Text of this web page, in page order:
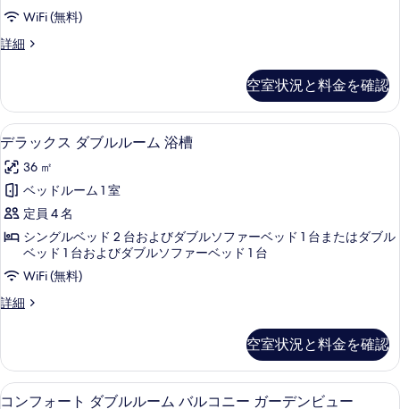
り
込
件
の
す
の
写
真
を
表
示
す
る
WiFi (無料)
詳細
Classic
Shower
の
詳
空室状況と料金を確認
デ
ラ
ッ
ク
ス
ダ
ブ
ル
ム
浴
デラックス ダブルルーム 浴槽 | 低
6
デラックス ダブルルーム 浴槽
36 ㎡
ベッドルーム 1 室
定員 4 名
シングルベッド 2 台およびダブルソファーベッド 1 台またはダブル
ベッド 1 台およびダブルソファーベッド 1 台
WiFi (無料)
詳細
デ
ス
ダ
ブ
空室状況と料金を確認
コ
コンフォート ダブルルーム バルコ
6
コンフォート ダブルルーム バルコニー ガーデンビュー